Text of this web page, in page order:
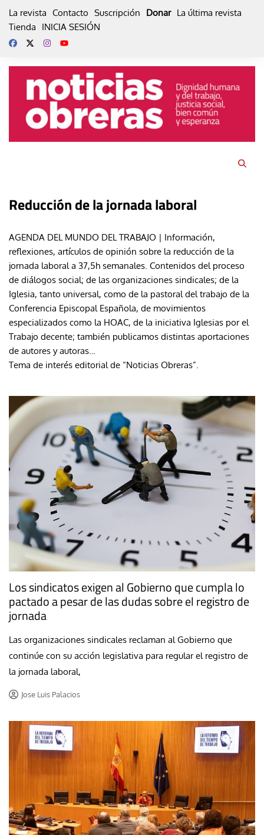
La revista Contacto Suscripción Donar La última revista
Tienda
INICIA SESIÓN
Reducción de la jornada laboral
AGENDA DEL MUNDO DEL TRABAJO | Información,
reflexiones, artículos de opinión sobre la reducción de la
jornada laboral a 37,5h semanales. Contenidos del proceso
de diálogos social; de las organizaciones sindicales; de la
Iglesia, tanto universal, como de la pastoral del trabajo de la
Conferencia Episcopal Española, de movimientos
especializados como la HOAC, de la iniciativa Iglesias por el
Trabajo decente; también publicamos distintas aportaciones
de autores y autoras…
Tema de interés editorial de “Noticias Obreras”.
Los sindicatos exigen al Gobierno que cumpla lo
pactado a pesar de las dudas sobre el registro de
jornada
Las organizaciones sindicales reclaman al Gobierno que
continúe con su acción legislativa para regular el registro de
la jornada laboral,
Jose Luis Palacios